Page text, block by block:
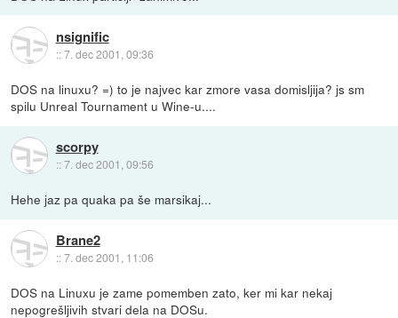
nsignific
::7. dec 2001, 09:36
DOS na linuxu? =) to je najvec kar zmore vasa domisljija? js sm
spilu Unreal Tournament u Wine-u....
scorpy
::7. dec 2001, 09:56
Hehe jaz pa quaka pa še marsikaj...
Brane2
::7. dec 2001, 11:06
DOS na Linuxu je zame pomemben zato, ker mi kar nekaj
nepogrešljivih stvari dela na DOSu.